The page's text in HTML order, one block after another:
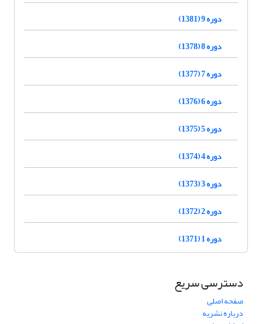
دوره 9 (1381)
دوره 8 (1378)
دوره 7 (1377)
دوره 6 (1376)
دوره 5 (1375)
دوره 4 (1374)
دوره 3 (1373)
دوره 2 (1372)
دوره 1 (1371)
دسترسی سریع
صفحه اصلی
درباره نشریه